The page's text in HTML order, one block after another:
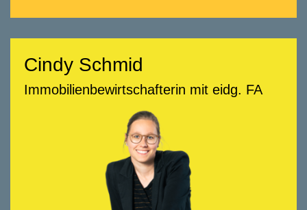
ertragen. Humor gehört sowieso immer
dazu.
Cindy Schmid
Immobilienbewirtschafterin mit eidg. FA
Immobilienbewirtschafterin mit eidg. FA
cindy.schmid@smeyers.ch
Beratungsschwerpunkte
Bewirtschaftung Wohnen
Bewirtschaftung Gewerbe